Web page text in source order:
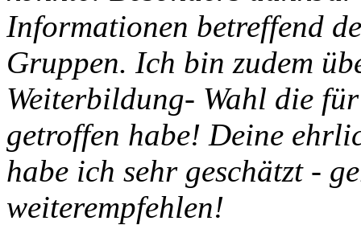
Informationen betreffend
Gruppen. Ich bin zudem
Weiterbildung- Wahl die
getroffen habe! Deine
habe ich sehr geschätzt -
weiterempfehlen!